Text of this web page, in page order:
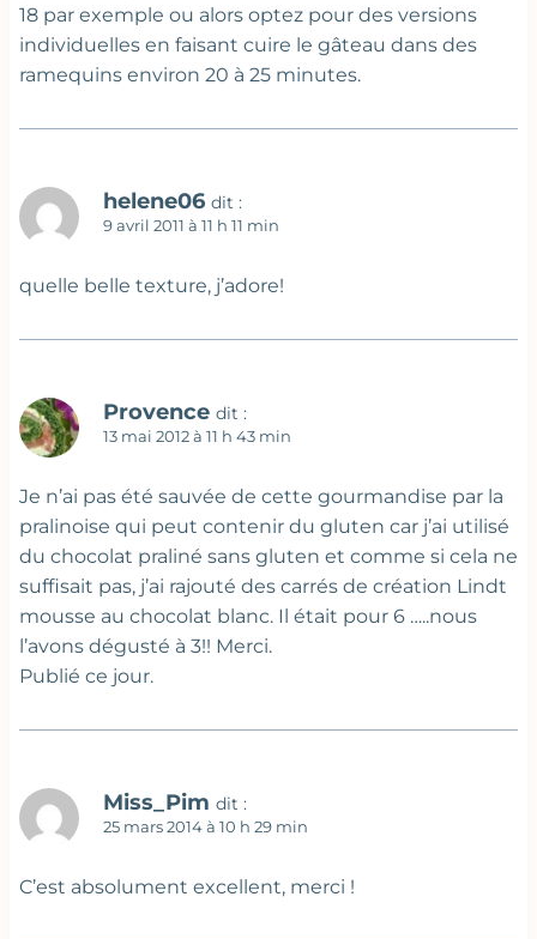
18 par exemple ou alors optez pour des versions
individuelles en faisant cuire le gâteau dans des
ramequins environ 20 à 25 minutes.
helene06 dit :
9 avril 2011 à 11 h 11 min
quelle belle texture, j’adore!
Provence dit :
13 mai 2012 à 11 h 43 min
Je n’ai pas été sauvée de cette gourmandise par la
pralinoise qui peut contenir du gluten car j’ai utilisé
du chocolat praliné sans gluten et comme si cela ne
suffisait pas, j’ai rajouté des carrés de création Lindt
mousse au chocolat blanc. Il était pour 6 …..nous
l’avons dégusté à 3!! Merci.
Publié ce jour.
Miss_Pim dit :
25 mars 2014 à 10 h 29 min
C’est absolument excellent, merci !